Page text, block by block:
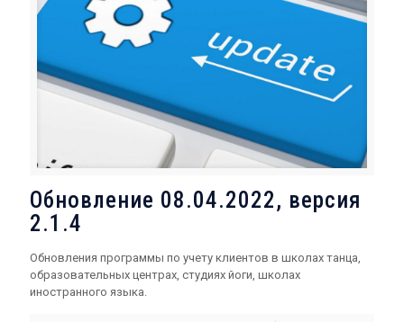
Обновление 08.04.2022, версия
2.1.4
Обновления программы по учету клиентов в школах танца,
образовательных центрах, студиях йоги, школах
иностранного языка.